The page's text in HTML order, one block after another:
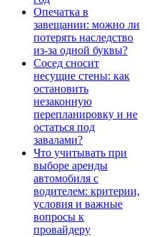
Опечатка в
завещании: можно ли
потерять наследство
из-за одной буквы?
Сосед сносит
несущие стены: как
остановить
незаконную
перепланировку и не
остаться под
завалами?
Что учитывать при
выборе аренды
автомобиля с
водителем: критерии,
условия и важные
вопросы к
провайдеру